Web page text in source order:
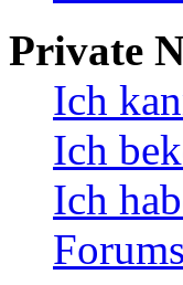
Private
Ich
Ich
Ich